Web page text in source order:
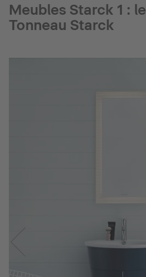
Meubles Starck 1 :
Tonneau Starck